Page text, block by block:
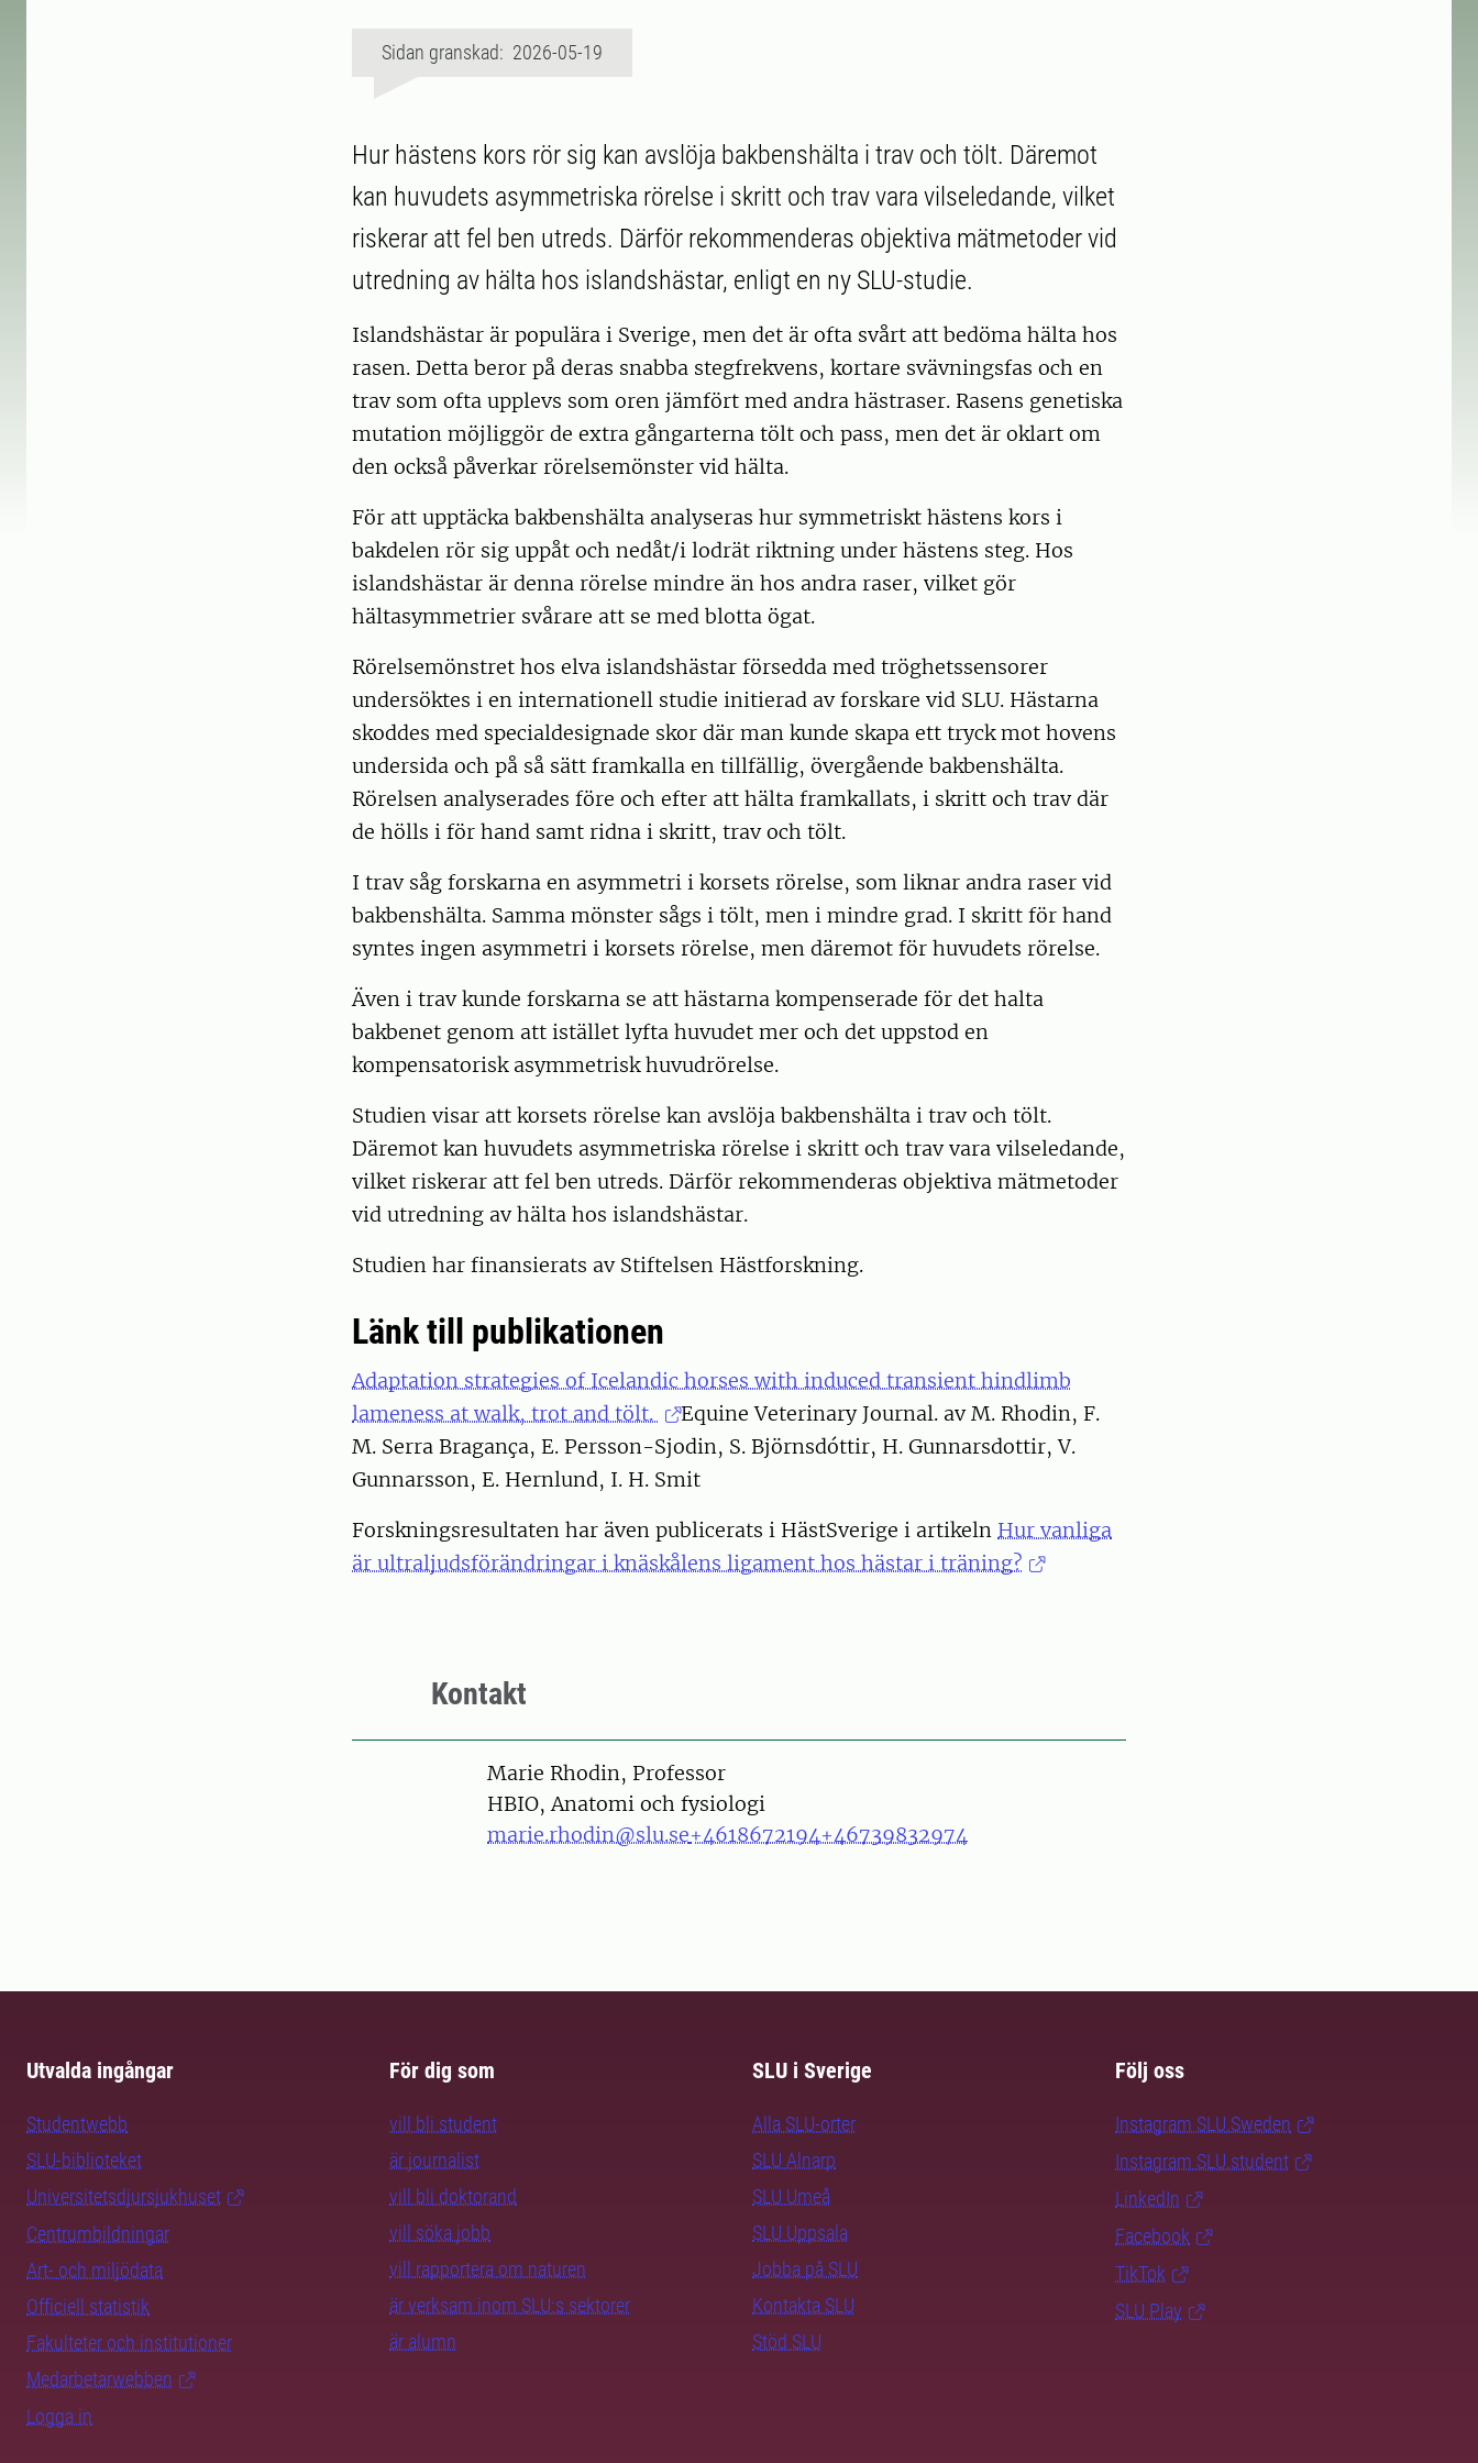
Sidan granskad: 2026-05-19
Hur hästens kors rör sig kan avslöja bakbenshälta i trav och tölt. Däremot
kan huvudets asymmetriska rörelse i skritt och trav vara vilseledande, vilket
riskerar att fel ben utreds. Därför rekommenderas objektiva mätmetoder vid
utredning av hälta hos islandshästar, enligt en ny SLU-studie.
Islandshästar är populära i Sverige, men det är ofta svårt att bedöma hälta hos
rasen. Detta beror på deras snabba stegfrekvens, kortare svävningsfas och en
trav som ofta upplevs som oren jämfört med andra hästraser. Rasens genetiska
mutation möjliggör de extra gångarterna tölt och pass, men det är oklart om
den också påverkar rörelsemönster vid hälta.
För att upptäcka bakbenshälta analyseras hur symmetriskt hästens kors i
bakdelen rör sig uppåt och nedåt/i lodrät riktning under hästens steg. Hos
islandshästar är denna rörelse mindre än hos andra raser, vilket gör
hältasymmetrier svårare att se med blotta ögat.
Rörelsemönstret hos elva islandshästar försedda med tröghetssensorer
undersöktes i en internationell studie initierad av forskare vid SLU. Hästarna
skoddes med specialdesignade skor där man kunde skapa ett tryck mot hovens
undersida och på så sätt framkalla en tillfällig, övergående bakbenshälta.
Rörelsen analyserades före och efter att hälta framkallats, i skritt och trav där
de hölls i för hand samt ridna i skritt, trav och tölt.
I trav såg forskarna en asymmetri i korsets rörelse, som liknar andra raser vid
bakbenshälta. Samma mönster sågs i tölt, men i mindre grad. I skritt för hand
syntes ingen asymmetri i korsets rörelse, men däremot för huvudets rörelse.
Även i trav kunde forskarna se att hästarna kompenserade för det halta
bakbenet genom att istället lyfta huvudet mer och det uppstod en
kompensatorisk asymmetrisk huvudrörelse.
Studien visar att korsets rörelse kan avslöja bakbenshälta i trav och tölt.
Däremot kan huvudets asymmetriska rörelse i skritt och trav vara vilseledande,
vilket riskerar att fel ben utreds. Därför rekommenderas objektiva mätmetoder
vid utredning av hälta hos islandshästar.
Studien har finansierats av Stiftelsen Hästforskning.
Länk till publikationen
Adaptation strategies of Icelandic horses with induced transient hindlimb
lameness at walk, trot and tölt.
Equine Veterinary Journal. av M. Rhodin, F.
M. Serra Bragança, E. Persson-Sjodin, S. Björnsdóttir, H. Gunnarsdottir, V.
Gunnarsson, E. Hernlund, I. H. Smit
Forskningsresultaten har även publicerats i HästSverige i artikeln Hur vanliga
är ultraljudsförändringar i knäskålens ligament hos hästar i träning?
Kontakt
PersonMarie Rhodin, Professor
HBIO, Anatomi och fysiologi
marie.rhodin@slu.se+4618672194+46739832974
Utvalda ingångar
Studentwebb
SLU-biblioteket
Universitetsdjursjukhuset
Centrumbildningar
Art- och miljödata
Officiell statistik
Fakulteter och institutioner
Medarbetarwebben
Logga in
För dig som
vill bli student
är journalist
vill bli doktorand
vill söka jobb
vill rapportera om naturen
är verksam inom SLU:s sektorer
är alumn
SLU i Sverige
Alla SLU-orter
SLU Alnarp
SLU Umeå
SLU Uppsala
Jobba på SLU
Kontakta SLU
Stöd SLU
Följ oss
Instagram SLU.Sweden
Instagram SLU.student
LinkedIn
Facebook
TikTok
SLU Play